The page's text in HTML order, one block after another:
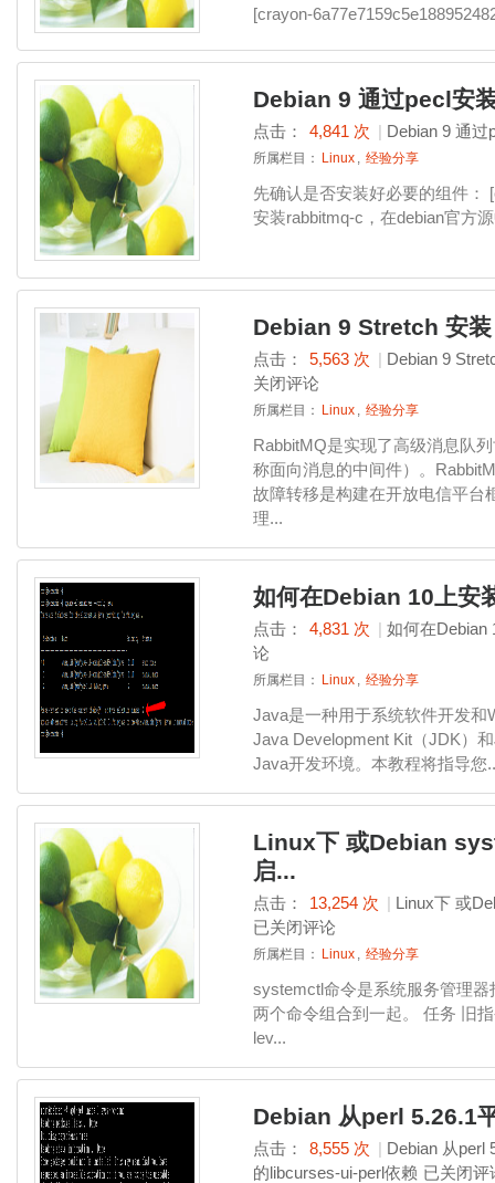
[crayon-
Debian 9 通过pecl安
点击： 4,841 次 | Debian 9 通过
所属栏目： Linux , 经验分享
先确认是否安装好必要的组件：
安装rabbitmq-c，在debian官方
Debian 9 Stretch 安
点击： 5,563 次 | Debian 9
关闭评论
所属栏目： Linux , 经验分享
RabbitMQ是实现了高级消息队
称面向消息的中间件）。
故障转移是构建在开放电信平台
理...
如何在Debian 10上安
点击： 4,831 次 | 如何在Debian
论
所属栏目： Linux , 经验分享
Java是一种用于系统软件开发
Java Development Kit（JDK）
Java开发环境。本教程将指导您
Linux下 或Debian
启...
点击： 13,254 次 | Linux下 或
已关闭评论
所属栏目： Linux , 经验分享
systemctl命令是系统服务管理
两个命令组合到一起。 任务 旧
lev...
Debian 从perl 5.26.1
点击： 8,555 次 | Debian 从perl
的libcurses-ui-perl依赖 已关闭评